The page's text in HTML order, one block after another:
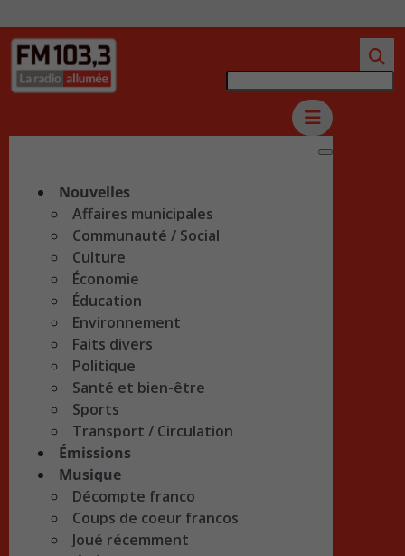
Nouvelles
Affaires municipales
Communauté / Social
Culture
Économie
Éducation
Environnement
Faits divers
Politique
Santé et bien-être
Sports
Transport / Circulation
Émissions
Musique
Décompte franco
Coups de coeur francos
Joué récemment